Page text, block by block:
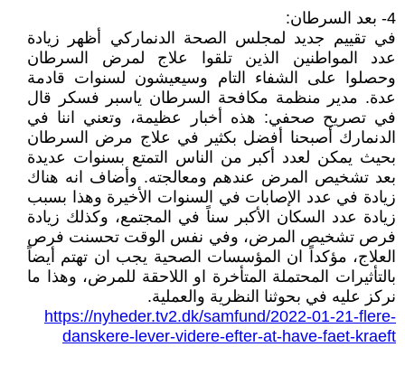
4- بعد السرطان:
في تقييم جديد لمجلس الصحة الدنماركي أظهر زيادة
عدد المواطنين الذين تلقوا علاج لمرض السرطان
وحصلوا على الشفاء التام وسيعيشون لسنوات قادمة
عدة. مدير منظمة مكافحة السرطان ياسبر فسكر قال
في تصريح صحفي: هذه أخبار عظيمة، وتعني اننا في
الدنمارك أصبحنا أفضل بكثير في علاج مرض السرطان
بحيث يمكن لعدد أكبر من الناس التمتع بسنوات عديدة
بعد تشخيص المرض عندهم ومعالجته. وأضاف انه هناك
زيادة في عدد الإصابات في السنوات الأخيرة وهذا بسبب
زيادة عدد السكان الأكبر سناً في المجتمع، وكذلك زيادة
فرص تشخيص المرض، وفي نفس الوقت تحسنت فرص
العلاج، مؤكداً ان المؤسسات الصحية يجب ان تهتم أيضاً
بالتأثيرات المحتملة المتأخرة او اللاحقة للمرض، وهذا ما
نركز عليه في بحوثنا النظرية والعملية.
https://nyheder.tv2.dk/samfund/2022-01-21-flere-
danskere-lever-videre-efter-at-have-faet-kraeft